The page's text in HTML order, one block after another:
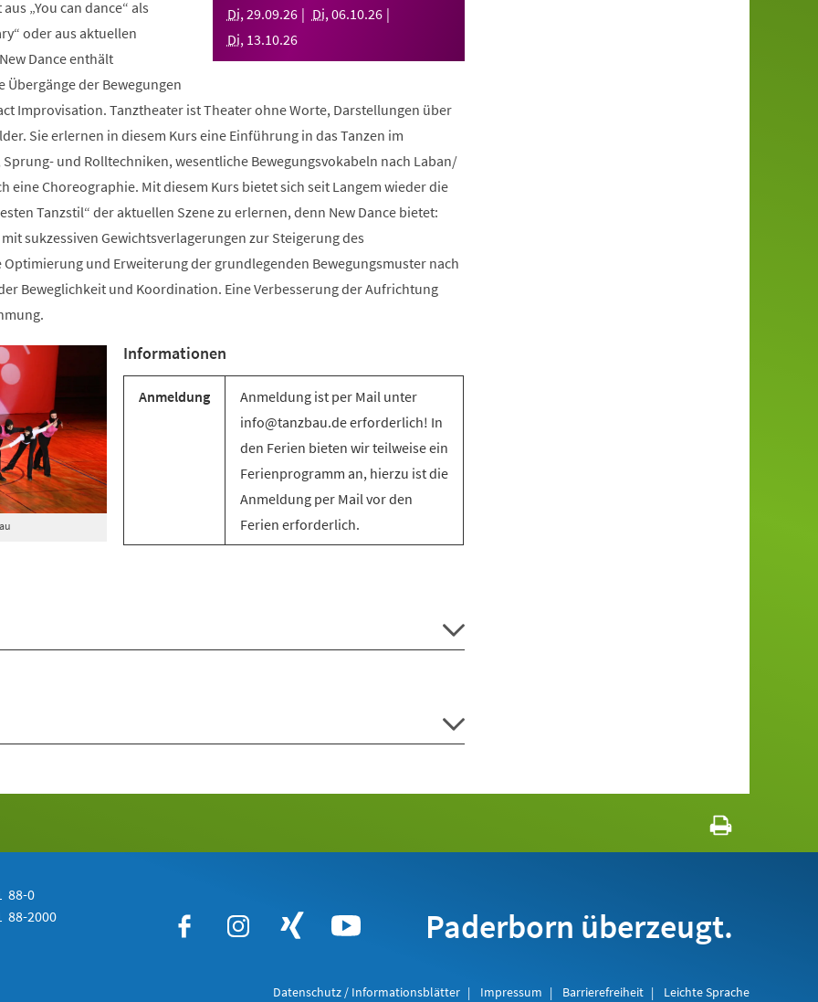
Di,29.09.26 Di,06.10.26
Di, 13.10.26
„You can dance“ als
oder aus aktuellen
Dance enthält
der Bewegungen
Improvisation. Tanztheater ist Theater ohne Worte, Darstellungen über
Sie erlernen in diesem Kurs eine Einführung in das Tanzen im
und Rolltechniken, wesentliche Bewegungsvokabeln nach Laban/
eine Choreographie. Mit diesem Kurs bietet sich seit Langem wieder die
Tanzstil“ der aktuellen Szene zu erlernen, denn New Dance bietet:
sukzessiven Gewichtsverlagerungen zur Steigerung des
Optimierung und Erweiterung der grundlegenden Bewegungsmuster nach
Beweglichkeit und Koordination. Eine Verbesserung der Aufrichtung
Informationen
Anmeldung
Anmeldung ist per Mail unter
info@tanzbau.de erforderlich! In
den Ferien bieten wir teilweise ein
Ferienprogramm an, hierzu ist die
Anmeldung per Mail vor den
Ferien erforderlich.
88-0
88-2000 Paderborn überzeugt.
Datenschutz / Informationsblätter Impressum Barrierefreiheit Leichte Sprache